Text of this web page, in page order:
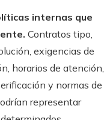
internas que
Contratos tipo,
exigencias de
horarios de atención,
y normas de
representar